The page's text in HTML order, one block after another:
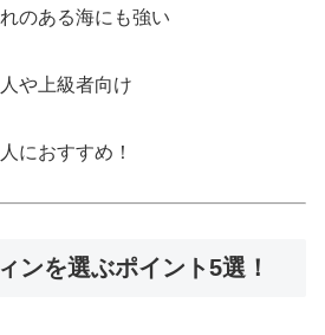
のある海にも強い
や上級者向け
におすすめ！
ンを選ぶポイント5選！